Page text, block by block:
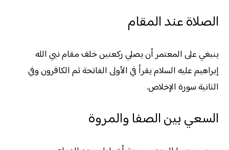
الصلاة عند المقام
ينبغي على المعتمر أن يصلي ركعتين خلف مقام نبي الله
إبراهيم عليه السلام يقرأ في الأولى الفاتحة ثم الكافرون وفي
الثانية سورة الإخلاص.
السعي بين الصفا والمروة